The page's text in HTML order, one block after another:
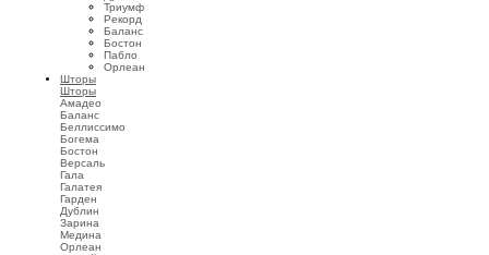
Триумф
Рекорд
Баланс
Бостон
Пабло
Орлеан
Шторы
Шторы
Амадео
Баланс
Беллиссимо
Богема
Бостон
Версаль
Гала
Галатея
Гарден
Дублин
Зарина
Медина
Орлеан